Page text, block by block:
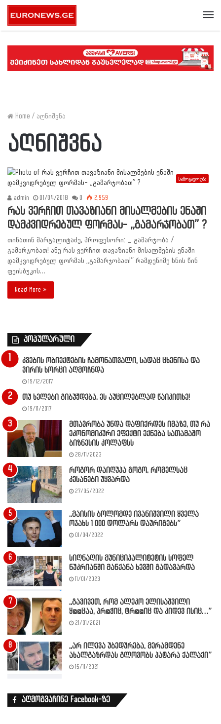
Home / აღნიშვნა
აღნიშვნა
საზოგადოება
admin 01/04/2018 0 2,959
რას ვერჩით თავაზიანი მისალმების ენაში
დამკვიდრებულ ფორმას- „გამარჯობათ” ?
თინათინ მარგალიტაძე, პროფესორი: _ გამარჯობა /
გამარჯობათ! ანუ რას ვერჩით თავაზიანი მისალმების ენაში
დამკვიდრებულ ფორმას „გამარჯობათ!“ რამდენიმე ხნის წინ
ფეისბუკის…
Read More »
პოპულარული
კვების ობიექტების ჩამონათვალი, სადაც ცხენისა და
ვირის ხორცი აღმოჩნდა
19/12/2017
თუ ხელები გიბუჟდება, ეს აუცილებლად წაიკითხე!
19/11/2017
მთავრობა უნდა დაფიქრდეს იმაზე, თუ რა
ეკონომიკური ეფექტი ექნება სათამაშო
ბიზნესის კოლაფსს
28/11/2023
როგორ დაიღუპა გოგო, რომელსაც
კესანები უყვარდა
27/05/2022
,,მაისის ბოლომდე ივანიშვილი ყველა
ოჯახს 1 000 დოლარს დაურიგებს”
01/04/2022
სიღნაღის მუნიციპალიტეტის სოფელ
ნუკრიანში მანქანა ხევში გადავარდა
11/01/2023
,,გავივეთ, რომ ალეკო ელისაშვილი
ყ@@ცაა, პრ@ჭიც, ტრ@@იც და კიდევ ისიც…”
21/01/2021
,,არ ილევა უბედურება, მერამდენე
ახალგაზრდას გლოვობს პატარა ქალაქი”
15/11/2021
აღმოგვაჩინე Facebook-ზე